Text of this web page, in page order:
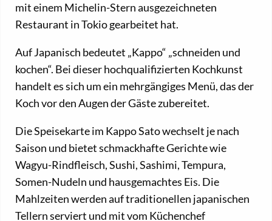
mit einem Michelin-Stern ausgezeichneten
Restaurant in Tokio gearbeitet hat.
Auf Japanisch bedeutet „Kappo“ „schneiden und
kochen“. Bei dieser hochqualifizierten Kochkunst
handelt es sich um ein mehrgängiges Menü, das der
Koch vor den Augen der Gäste zubereitet.
Die Speisekarte im Kappo Sato wechselt je nach
Saison und bietet schmackhafte Gerichte wie
Wagyu-Rindfleisch, Sushi, Sashimi, Tempura,
Somen-Nudeln und hausgemachtes Eis. Die
Mahlzeiten werden auf traditionellen japanischen
Tellern serviert und mit vom Küchenchef